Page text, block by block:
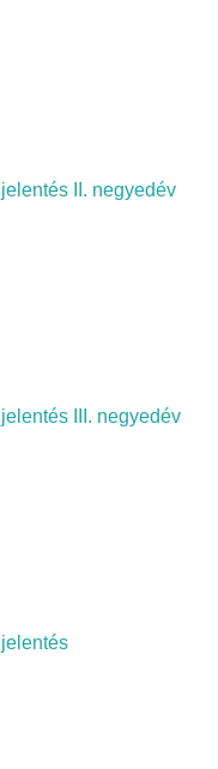
II. negyedév
III. negyedév